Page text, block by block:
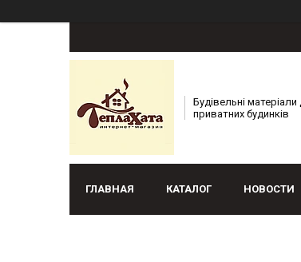
Будівельні матеріали
приватних будинків
ГЛАВНАЯ КАТАЛОГ НОВОСТИ